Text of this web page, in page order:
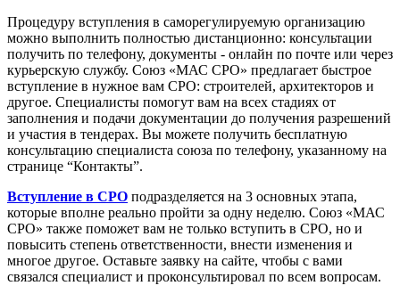
Процедуру вступления в саморегулируемую организацию
можно выполнить полностью дистанционно: консультации
получить по телефону, документы - онлайн по почте или через
курьерскую службу. Союз «МАС СРО» предлагает быстрое
вступление в нужное вам СРО: строителей, архитекторов и
другое. Специалисты помогут вам на всех стадиях от
заполнения и подачи документации до получения разрешений
и участия в тендерах. Вы можете получить бесплатную
консультацию специалиста союза по телефону, указанному на
странице “Контакты”.
Вступление в СРО подразделяется на 3 основных этапа,
которые вполне реально пройти за одну неделю. Союз «МАС
СРО» также поможет вам не только вступить в СРО, но и
повысить степень ответственности, внести изменения и
многое другое. Оставьте заявку на сайте, чтобы с вами
связался специалист и проконсультировал по всем вопросам.